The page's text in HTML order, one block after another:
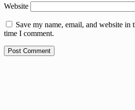
Website
Save my name, email, and website in
time I comment.